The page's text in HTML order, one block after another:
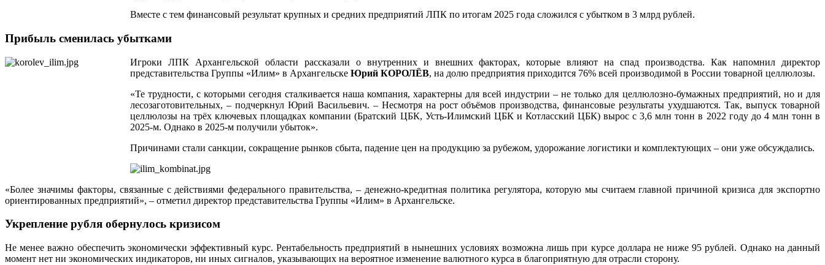
Вместе с тем финансовый результат крупных и средних предприятий ЛПК по итогам 2025 года сложился с убытком в 3 млрд рублей.
Прибыль сменилась убытками
Игроки ЛПК Архангельской области рассказали о внутренних и внешних факторах, которые влияют на спад производства. Как напомнил директор
представительства Группы «Илим» в Архангельске Юрий КОРОЛЁВ, на долю предприятия приходится 76% всей производимой в России товарной целлюлозы.
«Те трудности, с которыми сегодня сталкивается наша компания, характерны для всей индустрии – не только для целлюлозно-бумажных предприятий, но и для
лесозаготовительных, – подчеркнул Юрий Васильевич. – Несмотря на рост объёмов производства, финансовые результаты ухудшаются. Так, выпуск товарной
целлюлозы на трёх ключевых площадках компании (Братский ЦБК, Усть-Илимский ЦБК и Котласский ЦБК) вырос с 3,6 млн тонн в 2022 году до 4 млн тонн в
2025‑м. Однако в 2025‑м получили убыток».
Причинами стали санкции, сокращение рынков сбыта, падение цен на продукцию за рубежом, удорожание логистики и комплектующих – они уже обсуждались.
«Более значимы факторы, связанные с действиями федерального правительства, – денежно-кредитная политика регулятора, которую мы считаем главной причиной кризиса для экспортно
ориентированных предприятий», – отметил директор представительства Группы «Илим» в Архангельске.
Укрепление рубля обернулось кризисом
Не менее важно обеспечить экономически эффективный курс. Рентабельность предприятий в нынешних условиях возможна лишь при курсе доллара не ниже 95 рублей. Однако на данный
момент нет ни экономических индикаторов, ни иных сигналов, указывающих на вероятное изменение валютного курса в благоприятную для отрасли сторону.